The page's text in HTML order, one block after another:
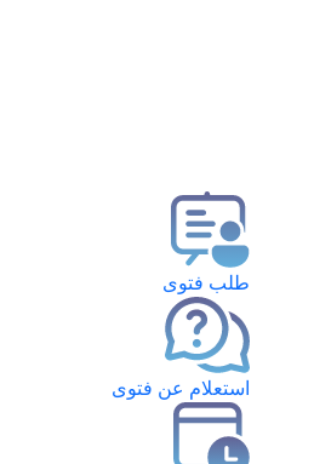
طلب فتوى
استعلام عن فتوى